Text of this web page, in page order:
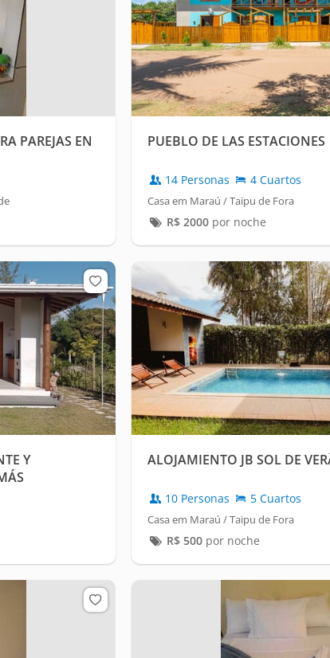
PAREJAS EN
PUEBLO DE LAS ESTACIONES
14 Personas 4 Cuartos
Casa em Maraú / Taipu de Fora
R$ 2000por noche
Y
ALOJAMIENTO JB SOL DE
10 Personas 5 Cuartos
Casa em Maraú / Taipu de Fora
R$ 500por noche